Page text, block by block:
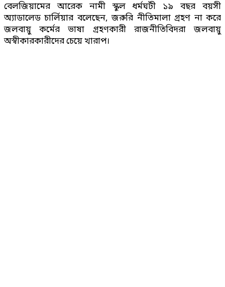
বেলজিয়ামের আরেক নামী স্কুল ধর্মঘটী ১৯ বছর বয়সী
অ্যাডালেড চাৰ্লিয়ার বলেছেন, জরুরি নীতিমালা গ্রহণ না করে
জলবায়ু কর্মের ভাষা গ্রহণকারী রাজনীতিবিদরা জলবায়ু
অস্বীকারকারীদের চেয়ে খারাপ।